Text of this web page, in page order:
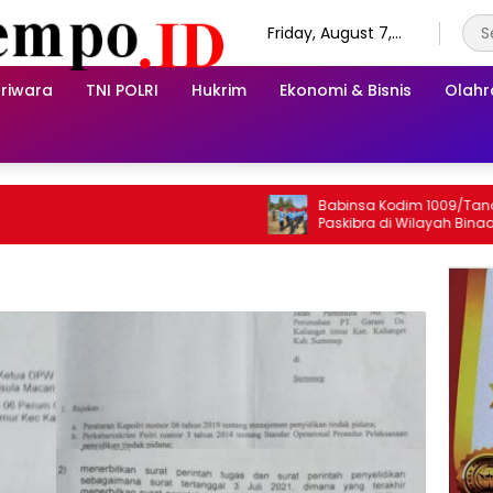
Friday, August 7,
TNI POLRI Hukrim Ekonomi & Bisnis
Babinsa Kodim 1009/Tanah Laut
Paskibra di Wilayah Binaan,
Disiplin dan Jiwa Nasionalisme